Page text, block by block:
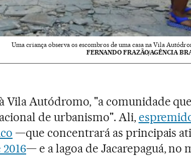
Uma criança observa os escombros de uma casa na Vila
FERNANDO FRAZÃO/AGÊNCIA
Vila Autódromo, "a comunidade
de urbanismo". Ali,
—que concentrará as principais
— e a lagoa de Jacarepaguá, no